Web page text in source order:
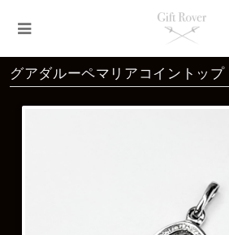
グアダルーペマリアコイントップ